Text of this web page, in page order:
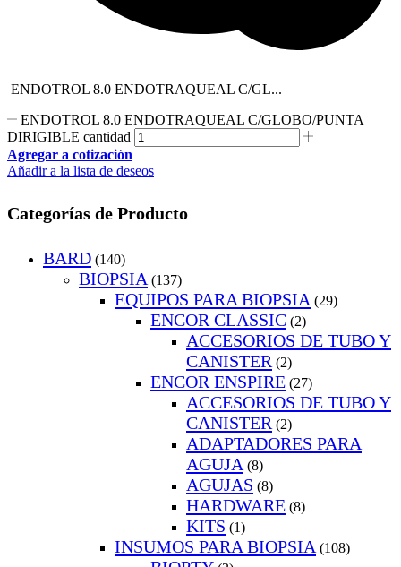
ENDOTROL 8.0 ENDOTRAQUEAL C/GL...
ENDOTROL 8.0 ENDOTRAQUEAL C/GLOBO/PUNTA
DIRIGIBLE cantidad
Agregar a cotización
Añadir a la lista de deseos
Categorías de Producto
BARD (140)
BIOPSIA (137)
EQUIPOS PARA BIOPSIA (29)
ENCOR CLASSIC (2)
ACCESORIOS DE TUBO Y
CANISTER (2)
ENCOR ENSPIRE (27)
ACCESORIOS DE TUBO Y
CANISTER (2)
ADAPTADORES PARA
AGUJA (8)
AGUJAS (8)
HARDWARE (8)
KITS (1)
INSUMOS PARA BIOPSIA (108)